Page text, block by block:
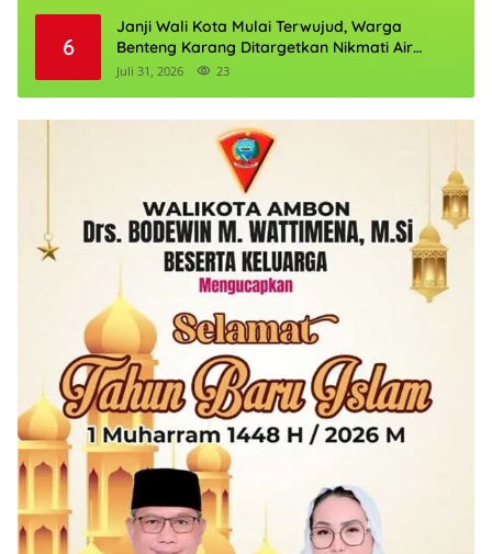
6
Janji Wali Kota Mulai Terwujud, Warga
Benteng Karang Ditargetkan Nikmati Air
Bersih Pekan Kedua Agustus
Juli 31, 2026 23